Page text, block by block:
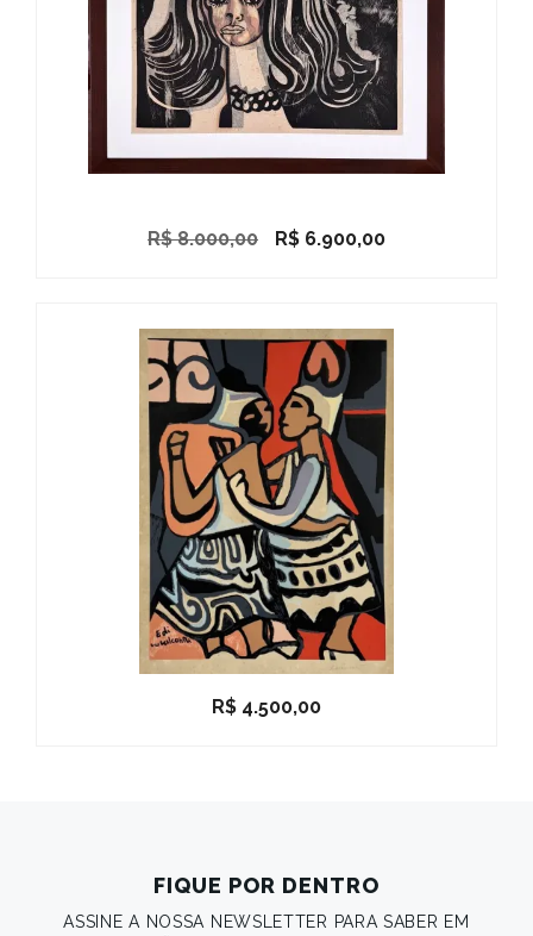
R$8.000,00
O
era:
R$ 8.000,00.
R$ 6.900,00O
é:
R$ 6.900,00.
R$ 4.500,00
FIQUE POR DENTRO
ASSINE A NOSSA NEWSLETTER PARA SABER EM